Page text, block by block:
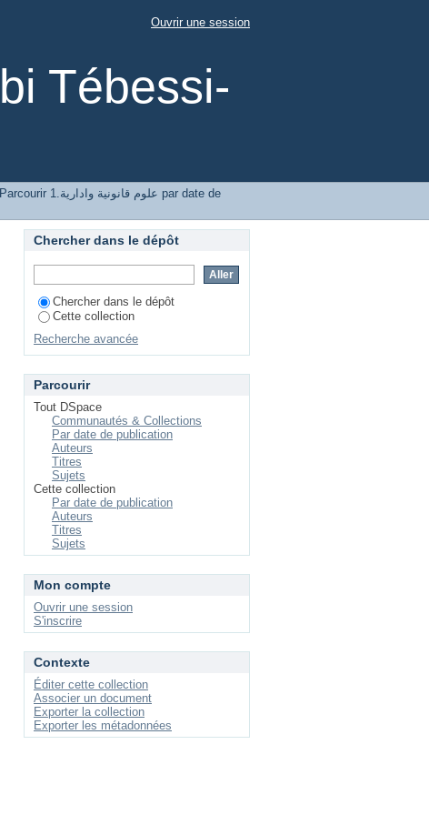
Tébessi-
Ouvrir une session
Parcourir 1.علوم قانونية وادارية par date de
Chercher dans le dépôt
Chercher dans le dépôt
Cette collection
Recherche avancée
Parcourir
Tout DSpace
Communautés & Collections
Par date de publication
Auteurs
Titres
Sujets
Cette collection
Par date de publication
Auteurs
Titres
Sujets
Mon compte
Ouvrir une session
S'inscrire
Contexte
Éditer cette collection
Associer un document
Exporter la collection
Exporter les métadonnées